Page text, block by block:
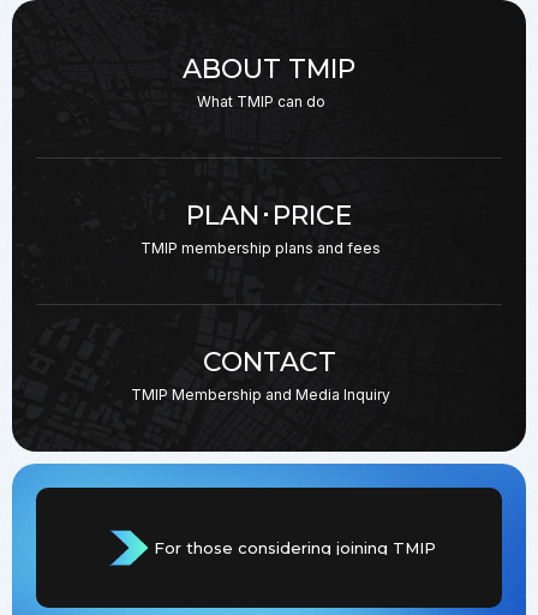
ABOUT TMIP
What TMIP can do
PLAN･PRICE
TMIP membership plans and fees
CONTACT
TMIP Membership and Media Inquiry
For those considering joining TMIP